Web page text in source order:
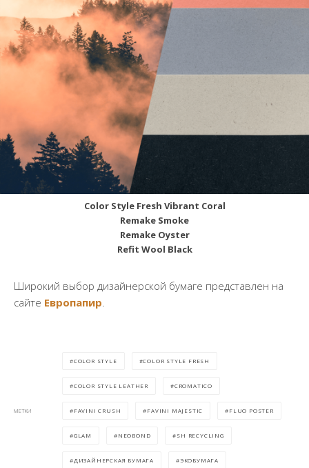
Color Style Fresh Vibrant Coral
Remake Smoke
Remake Oyster
Refit Wool Black
Широкий выбор дизайнерской бумаге представлен на
сайте Европапир
МЕТКИ
COLOR STYLE COLOR STYLE FRESH
COLOR STYLE LEATHER CROMATICO
FAVINI CRUSH FAVINI MAJESTIC FLUO POSTER
GLAM NEOBOND SH RECYCLING
ДИЗАЙНЕРСКАЯ БУМАГА ЭКОБУМАГА